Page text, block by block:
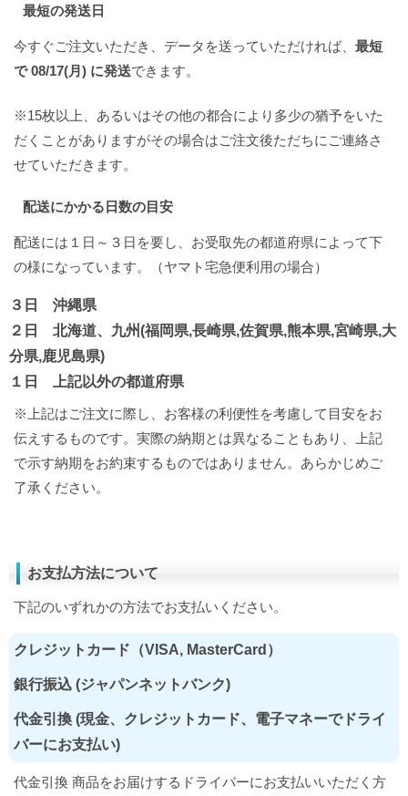
最短の発送日
今すぐご注文いただき、データを送っていただければ、 最短
で 08/17(月) に発送できます。
※15枚以上、あるいはその他の都合により多少の猶予をいた
だくことがありますがその場合はご注文後ただちにご連絡さ
せていただきます。
配送にかかる日数の目安
配送には１日～３日を要し、お受取先の都道府県によって下
の様になっています。（ヤマト宅急便利用の場合）
３日 沖縄県
２日 北海道、九州(福岡県,長崎県,佐賀県,熊本県,宮崎県,大
分県,鹿児島県)
１日 上記以外の都道府県
※上記はご注文に際し、お客様の利便性を考慮して目安をお
伝えするものです。実際の納期とは異なることもあり、上記
で示す納期をお約束するものではありません。あらかじめご
了承ください。
お支払方法について
下記のいずれかの方法でお支払いください。
クレジットカード（VISA, MasterCard）
銀行振込 (ジャパンネットバンク)
代金引換 (現金、クレジットカード、電子マネーでドライ
バーにお支払い)
代金引換 商品をお届けするドライバーにお支払いいただく方